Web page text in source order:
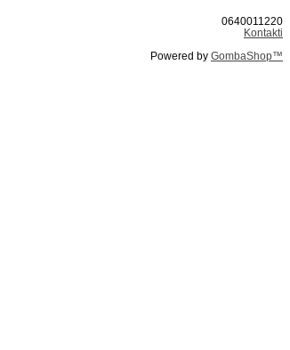
0640011220
Kontakti
Powered by GombaShop™